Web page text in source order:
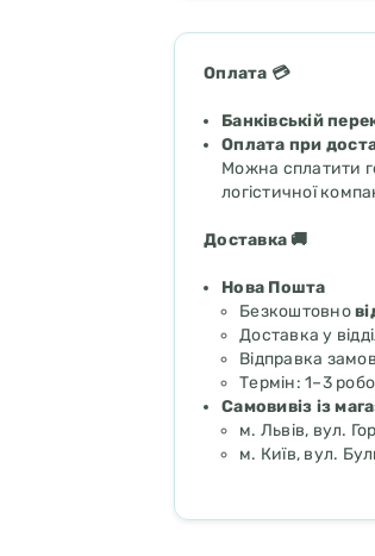
Оплата 💳
Банківській
Оплата при
Можна сплатити
логістичної
Доставка 🚚
Нова Пошта
Безкоштовно
Доставка у
Відправка
Термін: 1–3
Самовивіз із
м. Львів, вул.
м. Київ, вул.